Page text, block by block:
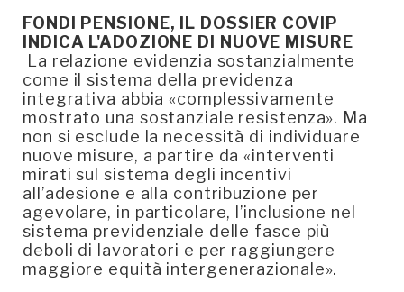
FONDI PENSIONE, IL DOSSIER COVIP
INDICA L'ADOZIONE DI NUOVE MISURE
La relazione evidenzia sostanzialmente
come il sistema della previdenza
integrativa abbia «complessivamente
mostrato una sostanziale resistenza». Ma
non si esclude la necessità di individuare
nuove misure, a partire da «interventi
mirati sul sistema degli incentivi
all’adesione e alla contribuzione per
agevolare, in particolare, l’inclusione nel
sistema previdenziale delle fasce più
deboli di lavoratori e per raggiungere
maggiore equità intergenerazionale».